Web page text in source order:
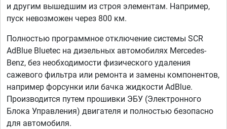
и другим вышедшим из строя элементам. Например,
пуск невозможен через 800 км.
Полностью программное отключение системы SCR
AdBlue Bluetec на дизельных автомобилях Mercedes-
Benz, без необходимости физического удаления
сажевого фильтра или ремонта и замены компонентов,
например форсунки или бачка жидкости AdBlue.
Производится путем прошивки ЭБУ (Электронного
Блока Управления) двигателя и полностью безопасно
для автомобиля.